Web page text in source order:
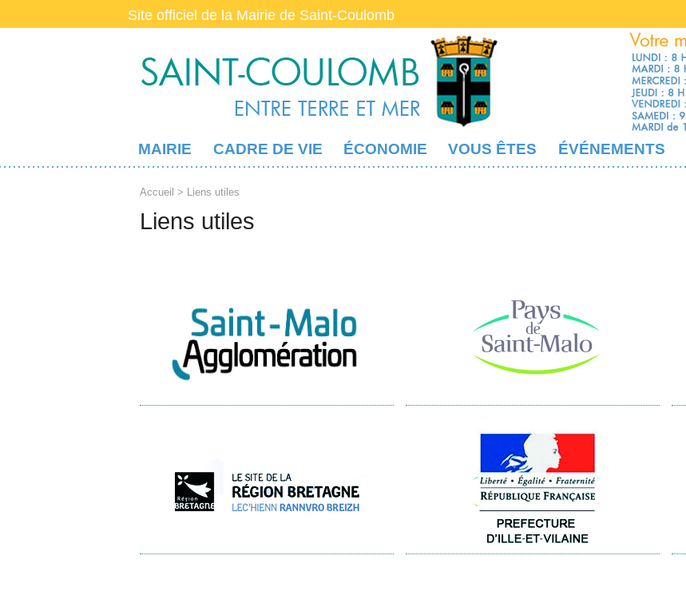
Site officiel de la Mairie de Saint-Coulomb
MAIRIE CADRE DE VIE ÉCONOMIE VOUS ÊTES ÉVÉNEMENTS
Accueil > Liens utiles
Liens utiles